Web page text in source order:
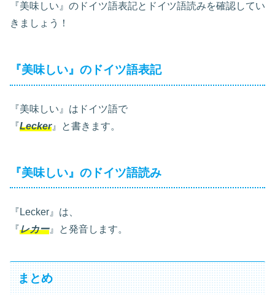
『美味しい』のドイツ語表記とドイツ語読みを確認してい
きましょう！
『美味しい』のドイツ語表記
『美味しい』はドイツ語で
『Lecker』と書きます。
『美味しい』のドイツ語読み
『Lecker』は、
『レカー』と発音します。
まとめ